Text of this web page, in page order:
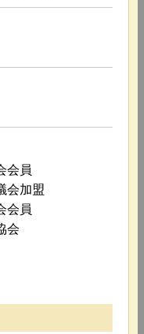
会員
会加盟
会員
会